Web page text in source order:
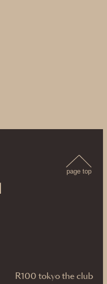
R100 tokyo the club
page top